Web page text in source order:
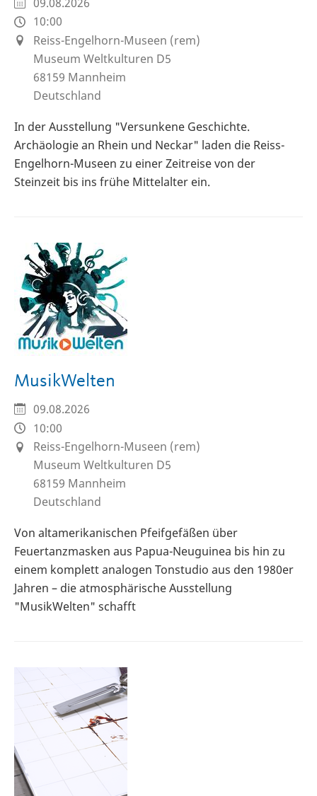
10:00
Reiss-Engelhorn-Museen (rem)
Museum Weltkulturen D5
68159 Mannheim
Deutschland
In der Ausstellung "Versunkene Geschichte.
Archäologie an Rhein und Neckar" laden die Reiss-
Engelhorn-Museen zu einer Zeitreise von der
Steinzeit bis ins frühe Mittelalter ein.
MusikWelten
09.08.2026
10:00
Reiss-Engelhorn-Museen (rem)
Museum Weltkulturen D5
68159 Mannheim
Deutschland
Von altamerikanischen Pfeifgefäßen über
Feuertanzmasken aus Papua-Neuguinea bis hin zu
einem komplett analogen Tonstudio aus den 1980er
Jahren – die atmosphärische Ausstellung
"MusikWelten" schafft